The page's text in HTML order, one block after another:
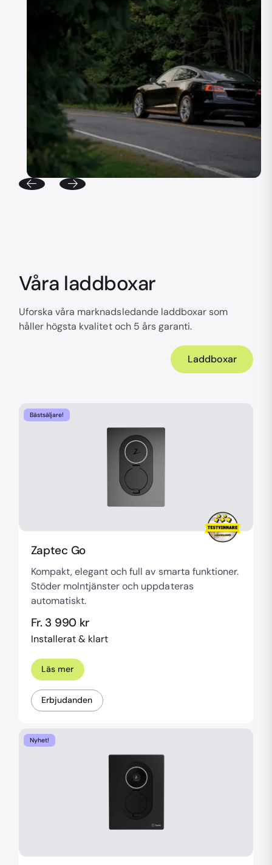
Våra laddboxar
Uforska våra marknadsledande laddboxar som
håller högsta kvalitet och 5 års garanti.
Laddboxar
Bästsäljare!
Zaptec Go
Kompakt, elegant och full av smarta funktioner.
Stöder molntjänster och uppdateras
automatiskt.
Fr. 3 990 kr
Installerat & klart
Läs mer
Erbjudanden
Nyhet!